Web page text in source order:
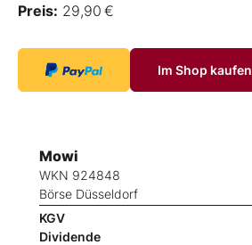
Preis: 29,90 €
Im Shop kaufen
Mowi
WKN 924848
Börse Düsseldorf
KGV
Dividende